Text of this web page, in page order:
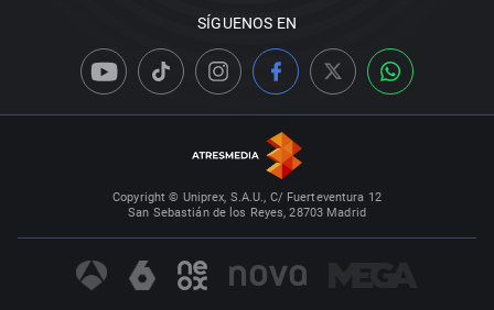
SÍGUENOS EN
Copyright © Uniprex, S.A.U., C/ Fuerteventura 12
San Sebastián de los Reyes, 28703 Madrid